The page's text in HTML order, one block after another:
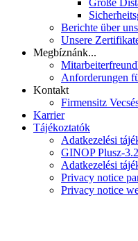
Große
Berichte über uns
Unsere
Megbíznánk...
Anforderungen
Kontakt
Firmensitz
Karrier
Tájékoztatók
Adatkezelési
GINOP Plusz-
Adatkezelési
Privacy notice
Privacy notice